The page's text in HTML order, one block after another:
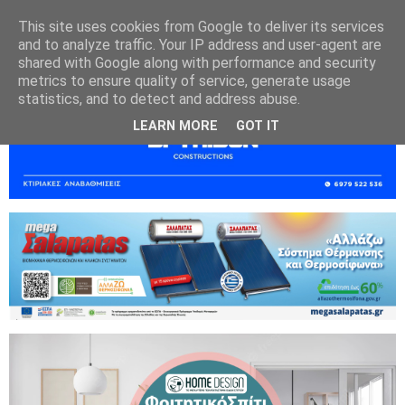
This site uses cookies from Google to deliver its services
and to analyze traffic. Your IP address and user-agent are
shared with Google along with performance and security
metrics to ensure quality of service, generate usage
statistics, and to detect and address abuse.
LEARN MORE GOT IT